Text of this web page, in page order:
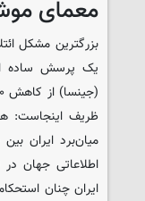
معمای
بزرگترین مشکل
یک پرسش ساده
ظریف اینجاست:
اطلاعاتی جهان
ایران چنان